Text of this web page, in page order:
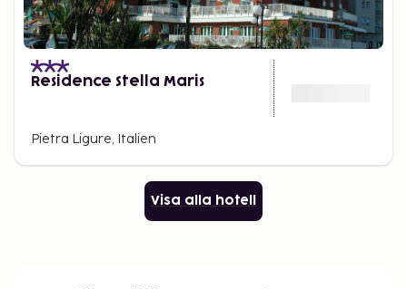
Residence Stella Maris
Pietra Ligure, Italien
Visa alla hotell